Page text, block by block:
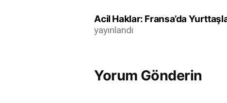
Acil Haklar: Fransa’da
yayınlandı
Yorum Gönderin